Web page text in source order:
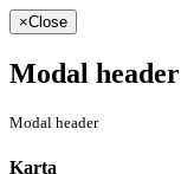
×Close
Modal header
Modal header
Karta